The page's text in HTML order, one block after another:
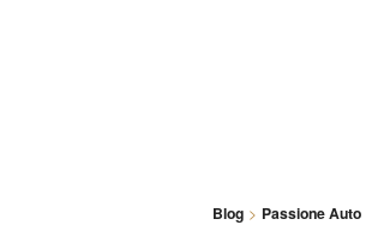
Blog Passione Auto